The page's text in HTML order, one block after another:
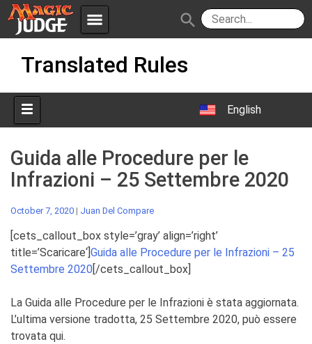
menu
JudgeApps
Forum
Judges
Policies IPG
JAR
search
Translated Rules
English
Guida alle Procedure per le
Infrazioni – 25 Settembre 2020
October 7, 2020 | Juan Del Compare
[cets_callout_box style=’gray’ align=’right’
title=’Scaricare‘] Guida alle Procedure per le Infrazioni – 25
Settembre 2020 [/cets_callout_box]
La Guida alle Procedure per le Infrazioni è stata aggiornata.
L’ultima versione tradotta, 25 Settembre 2020, può essere
trovata qui.